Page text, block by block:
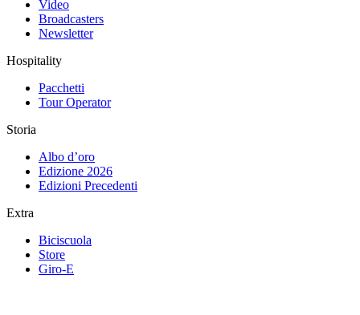
Video
Broadcasters
Newsletter
Hospitality
Pacchetti
Tour Operator
Storia
Albo d’oro
Edizione 2026
Edizioni Precedenti
Extra
Biciscuola
Store
Giro-E